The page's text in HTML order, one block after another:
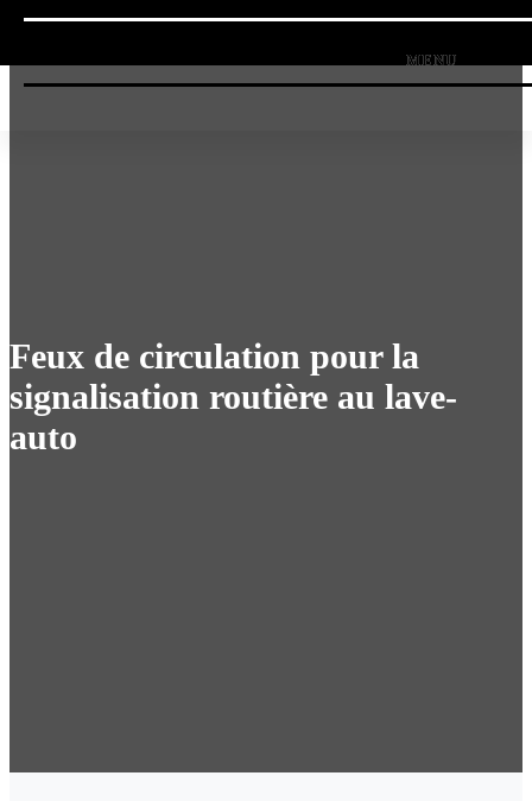
Feux de circulation pour la
signalisation routière au lave-
auto